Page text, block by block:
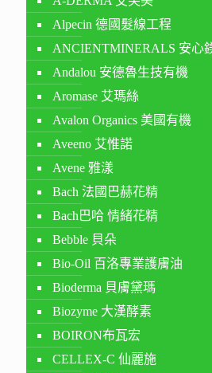
Alpecin 德國髮線工程
ANCIENTMINERALS 安心
Andalou 安德魯生技有機
Aromase 艾瑪絲
Avalon Organics 美國有機
Aveeno 艾惟諾
Avene 雅漾
Bach 法國巴赫花精
Bach巴哈 情緒花精
Bebble 貝朵
Bio-Oil 百洛專業護膚油
Bioderma 貝膚黛瑪
Biozyme 大漢酵素
BOIRON布瓦宏
CELLEX-C 仙麗施